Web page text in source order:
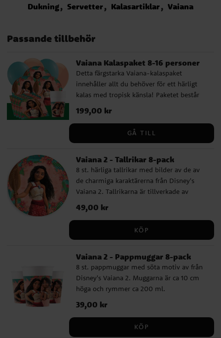
Dukning Servetter Kalasartiklar Vaiana
Passande tillbehör
Vaiana Kalaspaket 8-16 personer
Detta färgstarka Vaiana-kalaspaket
innehåller allt du behöver för ett härligt
kalas med tropisk känsla! Paketet består
av tallrikar (23 cm), pappmuggar (200 ml)
och servetter (33 x 33 cm) för 8 eller 16
personer. Dessutom ingår 10 turkosa och
10 persikofärgade ballonger som skapar en
mörkgrön plastduk (137 x 274 cm) som ger
en fin kontrast till dukningen. Med ett
färdigt kalaspaket går det snabbt och
enkelt att ordna en oförglömlig födelsedag
fylld med glada barn och somrig atmosfär.
Komplettera gärna med kalaspåsar,
partyboxar, godis, småleksaker och andra
Pris:199,00 kr
199,00 kr
GÅ TILL
Vaiana 2 - Tallrikar 8-pack
8 st. härliga tallrikar med bilder av de av
de charmiga karaktärerna från Disney's
Vaiana 2. Tallrikarna är tillverkade av
miljövänligt FSC-märkt papper och är ca
23 cm i diameter.
Pris :49,00 kr
49,00 kr
KÖP
Vaiana 2 - Pappmuggar 8-pack
8 st. pappmuggar med söta motiv av från
Disney's Vaiana 2. Muggarna är ca 10 cm
höga och rymmer ca 200 ml.
Pris:39,00 kr
39,00 kr
KÖP